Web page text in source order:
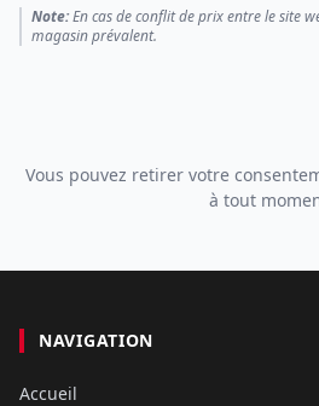
Note:En cas de conflit de prix entre le site
magasin prévalent.
Vous pouvez retirer votre
à tout
NAVIGATION
Accueil